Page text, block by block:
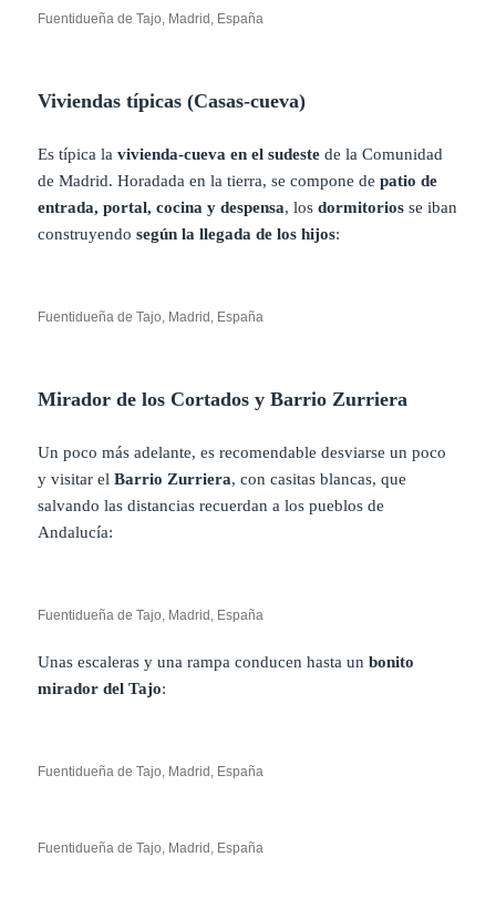
Fuentidueña de Tajo, Madrid, España
Viviendas típicas (Casas-cueva)
Es típica lavivienda-cueva en el sudestede la Comunidad
de Madrid. Horadada en la tierra, se compone de patio de
entrada, portal, cocina y despensa, losdormitorios se iban
construyendosegún la llegada de los hijos:
Fuentidueña de Tajo, Madrid, España
Mirador de los Cortados y Barrio Zurriera
Un poco más adelante, es recomendable desviarse un poco
y visitar elBarrio Zurriera, con casitas blancas, que
salvando las distancias recuerdan a los pueblos de
Andalucía:
Fuentidueña de Tajo, Madrid, España
Unas escaleras y una rampa conducen hasta unbonito
mirador del Tajo:
Fuentidueña de Tajo, Madrid, España
Fuentidueña de Tajo, Madrid, España